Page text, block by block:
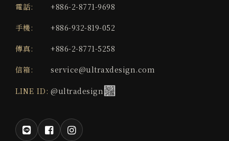
電話:
+886-2-8771-9698
手機: +886-932-819-052
傳真: +886-2-8771-5258
信箱: service@ultraxdesign.com
LINE ID: @ultradesign